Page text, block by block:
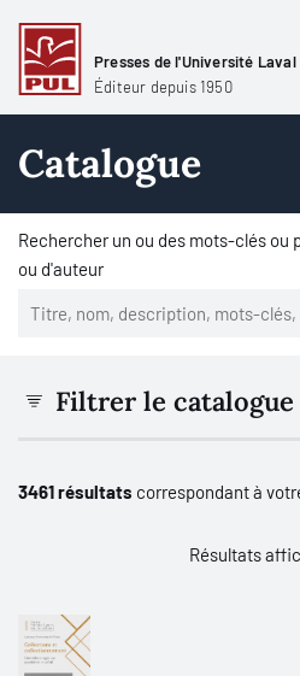
Presses de l'Université Laval
Éditeur depuis 1950
Catalogue
Rechercher un ou des mots-clés ou
ou d'auteur
Filtrer le catalogue
3461 résultats correspondant à
Résultats